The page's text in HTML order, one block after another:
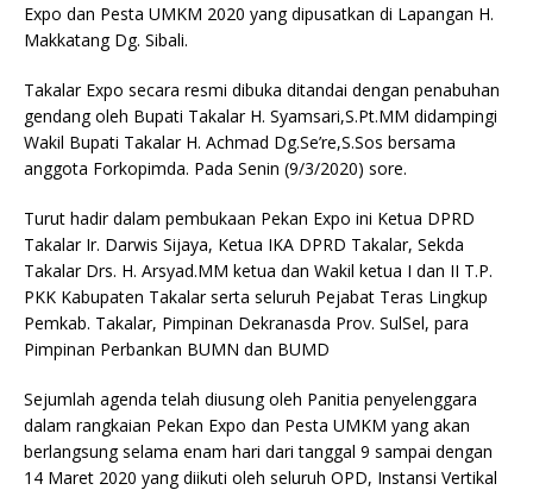
Expo dan Pesta UMKM 2020 yang dipusatkan di Lapangan H.
Makkatang Dg. Sibali.
Takalar Expo secara resmi dibuka ditandai dengan penabuhan
gendang oleh Bupati Takalar H. Syamsari,S.Pt.MM didampingi
Wakil Bupati Takalar H. Achmad Dg.Se’re,S.Sos bersama
anggota Forkopimda. Pada Senin (9/3/2020) sore.
Turut hadir dalam pembukaan Pekan Expo ini Ketua DPRD
Takalar Ir. Darwis Sijaya, Ketua IKA DPRD Takalar, Sekda
Takalar Drs. H. Arsyad.MM ketua dan Wakil ketua I dan II T.P.
PKK Kabupaten Takalar serta seluruh Pejabat Teras Lingkup
Pemkab. Takalar, Pimpinan Dekranasda Prov. SulSel, para
Pimpinan Perbankan BUMN dan BUMD
Sejumlah agenda telah diusung oleh Panitia penyelenggara
dalam rangkaian Pekan Expo dan Pesta UMKM yang akan
berlangsung selama enam hari dari tanggal 9 sampai dengan
14 Maret 2020 yang diikuti oleh seluruh OPD, Instansi Vertikal